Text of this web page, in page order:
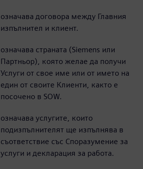
означава договора между Главния
изпълнител и клиент.
означава страната (Siemens или
Партньор), която желае да получи
Услуги от свое име или от името на
един от своите Клиенти, както е
посочено в SOW.
означава услугите, които
подизпълнителят ще изпълнява в
съответствие със Споразумение за
услуги и декларация за работа.